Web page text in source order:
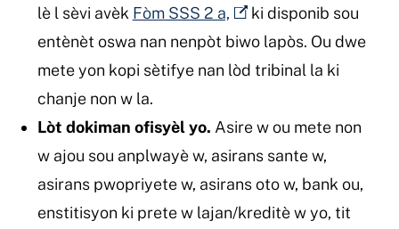
lè l sèvi avèk Fòm SSS 2 a,
ki disponib sou
entènèt oswa nan nenpòt biwo lapòs. Ou dwe
mete yon kopi sètifye nan lòd tribinal la ki
chanje non w la.
Lòt dokiman ofisyèl yo. Asire w ou mete non
w ajou sou anplwayè w, asirans sante w,
asirans pwopriyete w, asirans oto w, bank ou,
enstitisyon ki prete w lajan/kreditè w yo, tit